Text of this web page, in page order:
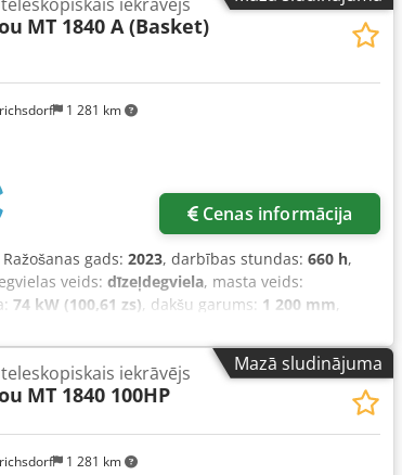
1 281 km
iekrāvējs
MT 1840 A (Basket)
Cenas informācija
Ražošanas gads: 2023, darbības stundas: 660 h,
veids: dīzeļdegviela, masta veids:
74 kW (100,61 zs), dakšu garums: 1 200 mm,
veids:
500 Masta veids: teleskopisks Transmisija:
kā jauns Tehniskais stāvoklis: ļoti labs
Priekšējo riepu izmērs: 24 Priekšējo riepu
Aizmugurējo riepu izmērs: 24 Aizmugurējo riepu
vadība Iekļauts: 3. vārsts, darba lukturi
Mazā sludinājuma
1 281 km
iekrāvējs
MT 1840 100HP